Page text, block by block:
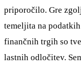
priporočilo. Gre
temeljita na
finančnih trgih so
lastnih odločitev.